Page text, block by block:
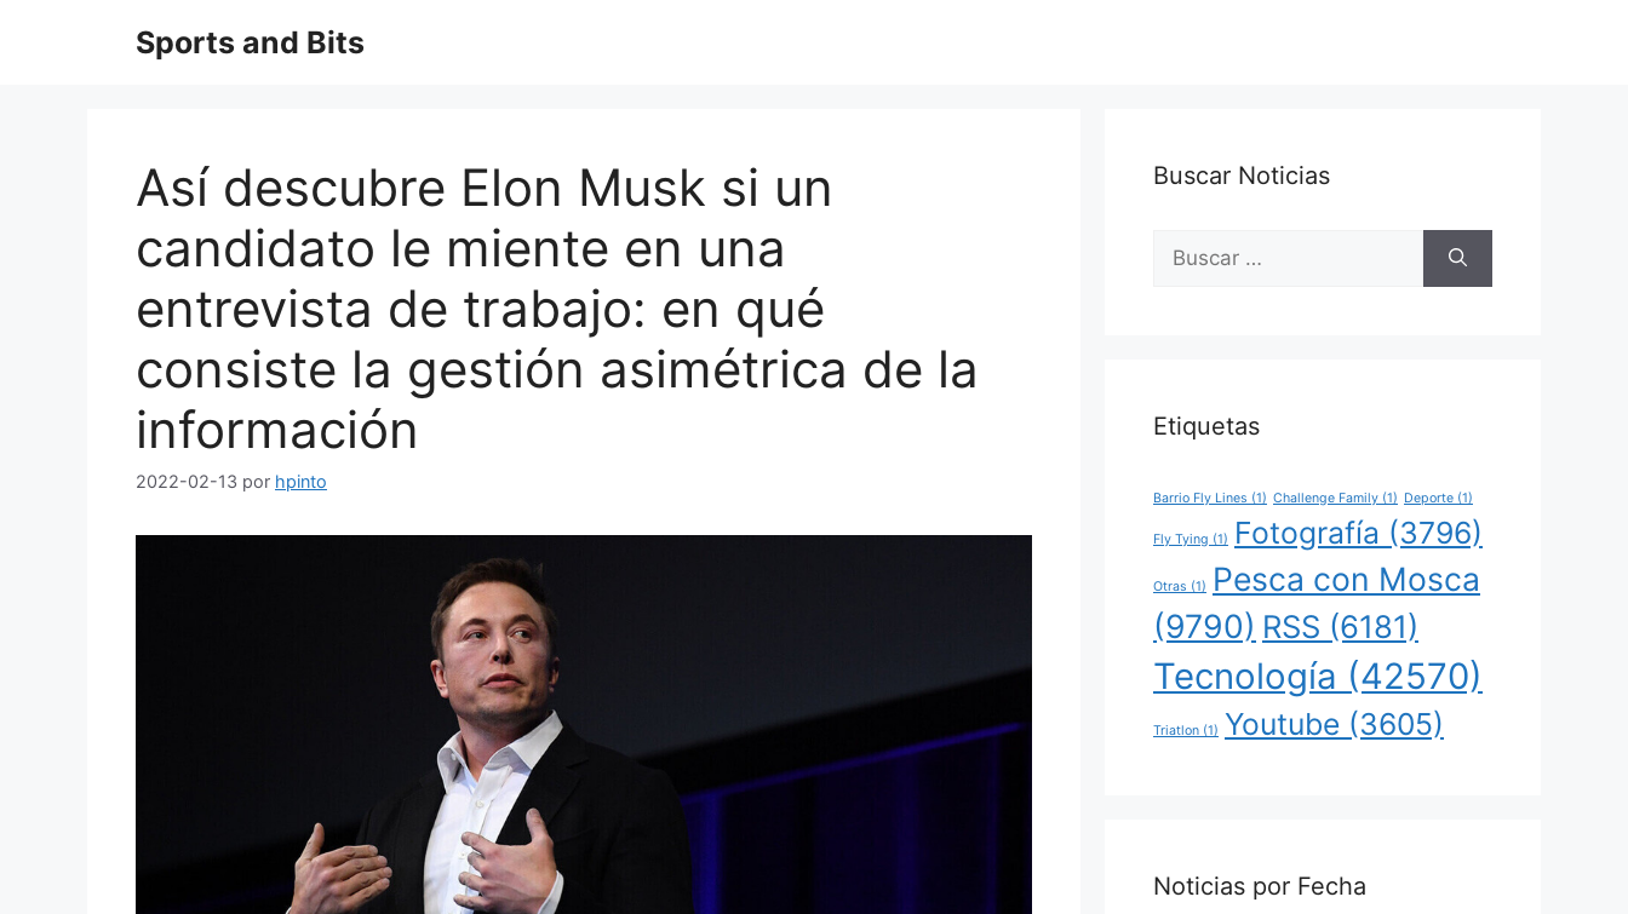
Sports and Bits
Así descubre Elon Musk si un
candidato le miente en una
entrevista de trabajo: en qué
consiste la gestión asimétrica de la
información
2022-02-13 por hpinto
Buscar Noticias
Buscar:
Etiquetas
Barrio Fly Lines (1) Challenge Family (1) Deporte (1)
Fly Tying (1) Fotografía (3796)
Otras (1)
Pesca con Mosca
(9790) RSS (6181)
Tecnología (42570)
Triatlon (1) Youtube (3605)
Noticias por Fecha